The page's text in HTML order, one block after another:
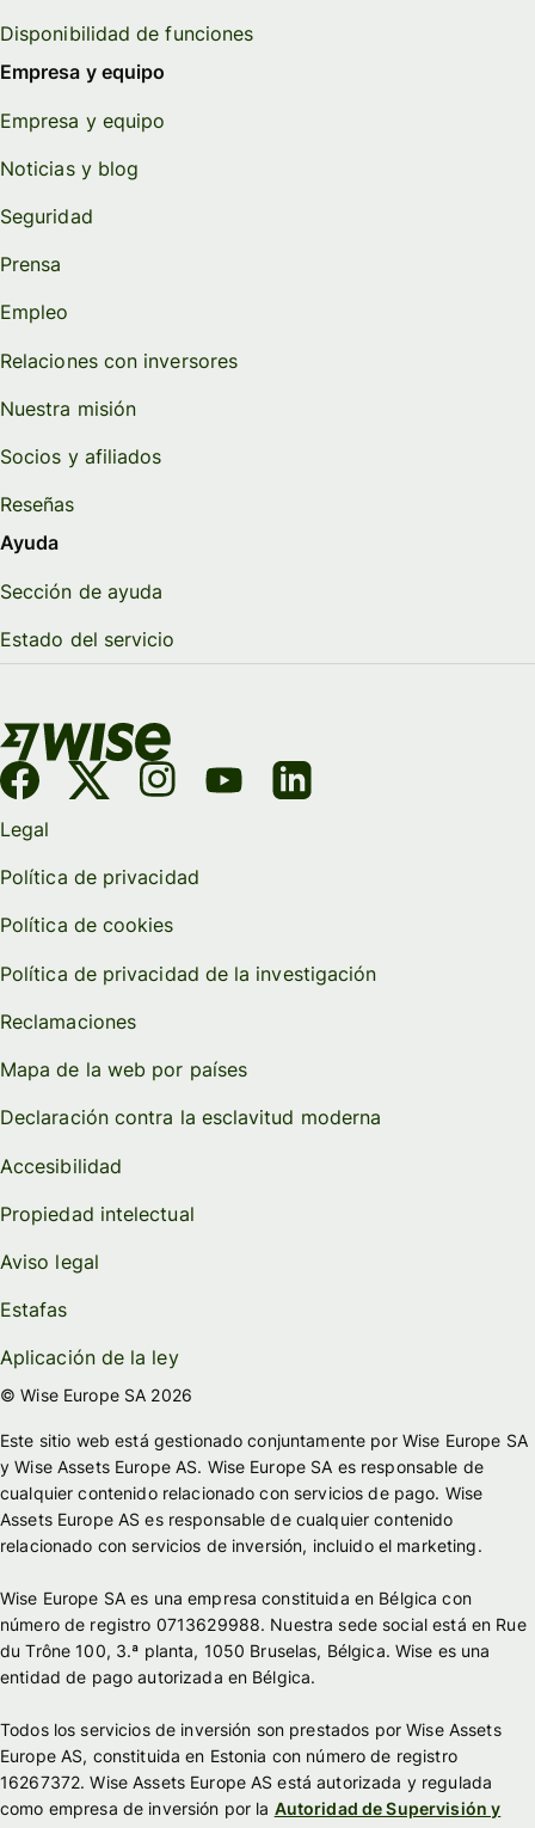
Disponibilidad de funciones
Empresa y equipo
Empresa y equipo
Noticias y blog
Seguridad
Prensa
Empleo
Relaciones con inversores
Nuestra misión
Socios y afiliados
Reseñas
Ayuda
Sección de ayuda
Estado del servicio
Legal
Política de privacidad
Política de cookies
Política de privacidad de la investigación
Reclamaciones
Mapa de la web por países
Declaración contra la esclavitud moderna
Accesibilidad
Propiedad intelectual
Aviso legal
Estafas
Aplicación de la ley
© Wise Europe SA 2026
Este sitio web está gestionado conjuntamente por Wise Europe SA
y Wise Assets Europe AS. Wise Europe SA es responsable de
cualquier contenido relacionado con servicios de pago. Wise
Assets Europe AS es responsable de cualquier contenido
relacionado con servicios de inversión, incluido el marketing.
Wise Europe SA es una empresa constituida en Bélgica con
número de registro 0713629988. Nuestra sede social está en Rue
du Trône 100, 3.ª planta, 1050 Bruselas, Bélgica. Wise es una
entidad de pago autorizada en Bélgica.
Todos los servicios de inversión son prestados por Wise Assets
Europe AS, constituida en Estonia con número de registro
16267372. Wise Assets Europe AS está autorizada y regulada
como empresa de inversión por la Autoridad de Supervisión y